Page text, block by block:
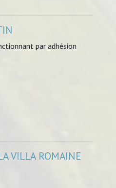
par adhésion
VILLA ROMAINE